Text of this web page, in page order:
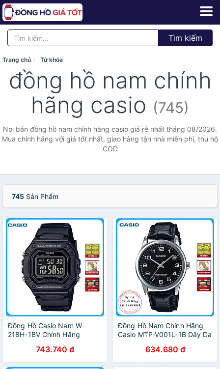
Tìm kiếm
Trang chủ Từ khóa
đồng hồ nam chính
hãng casio (745)
Nơi bán đồng hồ nam chính hãng casio giá rẻ nhất tháng 08/2026.
Mua chính hãng với giá tốt nhất, giao hàng tận nhà miễn phí, thu hộ
COD
745 Sản Phẩm
Đồng Hồ Casio Nam W-
218H-1BV Chính Hãng
743.740 đ
Đồng Hồ Nam Chính Hãng
Casio MTP-V001L-1B Dây Da
634.680 đ